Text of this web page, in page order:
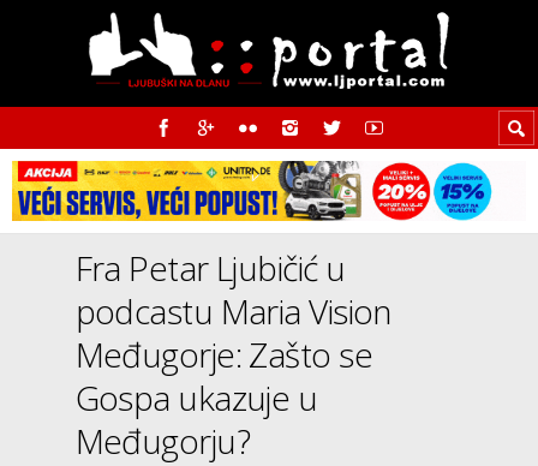
Fra Petar Ljubičić u
podcastu Maria Vision
Međugorje: Zašto se
Gospa ukazuje u
Međugorju?